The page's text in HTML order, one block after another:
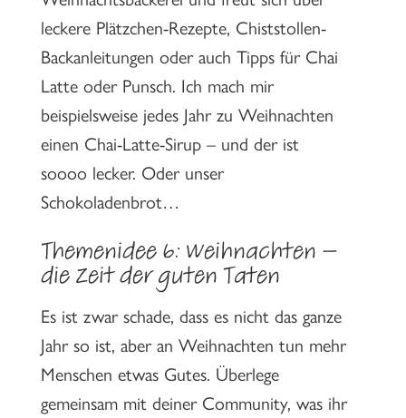
leckere Plätzchen-Rezepte, Chiststollen-
Backanleitungen oder auch Tipps für Chai
Latte oder Punsch. Ich mach mir
beispielsweise jedes Jahr zu Weihnachten
einen Chai-Latte-Sirup – und der ist
soooo lecker. Oder unser
Schokoladenbrot…
Themenidee 6: Weihnachten –
die Zeit der guten Taten
Es ist zwar schade, dass es nicht das ganze
Jahr so ist, aber an Weihnachten tun mehr
Menschen etwas Gutes. Überlege
gemeinsam mit deiner Community, was ihr